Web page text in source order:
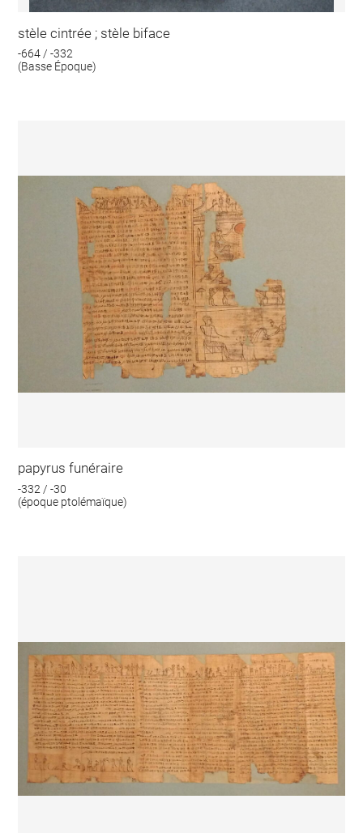
stèle cintrée ; stèle biface
-664 / -332
(Basse Époque)
papyrus funéraire
-332 / -30
(époque ptolémaïque)